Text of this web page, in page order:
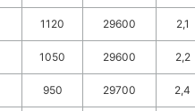
1120 29600 2,1
1050 29600 2,2
950 29700 2,4